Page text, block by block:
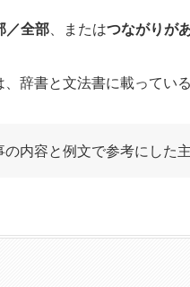
／全部、またはつながりが
辞書と文法書に載ってい
内容と例文で参考にした